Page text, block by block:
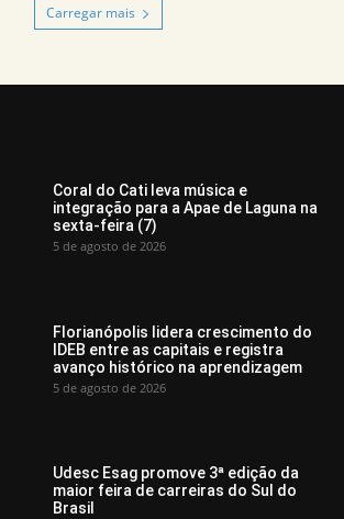
Carregar mais
Coral do Cati leva música e
integração para a Apae de Laguna na
sexta-feira (7)
5 de agosto de 2026
Florianópolis lidera crescimento do
IDEB entre as capitais e registra
avanço histórico na aprendizagem
5 de agosto de 2026
Udesc Esag promove 3ª edição da
maior feira de carreiras do Sul do
Brasil